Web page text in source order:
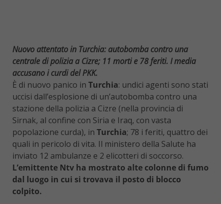
Nuovo attentato in Turchia: autobomba contro una
centrale di polizia a Cizre; 11 morti e 78 feriti. I media
accusano i curdi del PKK.
È di nuovo panico in Turchia: undici agenti sono stati
uccisi dall’esplosione di un’autobomba contro una
stazione della polizia a Cizre (nella provincia di
Sirnak, al confine con Siria e Iraq, con vasta
popolazione curda), in Turchia; 78 i feriti, quattro dei
quali in pericolo di vita. Il ministero della Salute ha
inviato 12 ambulanze e 2 elicotteri di soccorso.
L’emittente Ntv ha mostrato alte colonne di fumo
dal luogo in cui si trovava il posto di blocco
colpito.